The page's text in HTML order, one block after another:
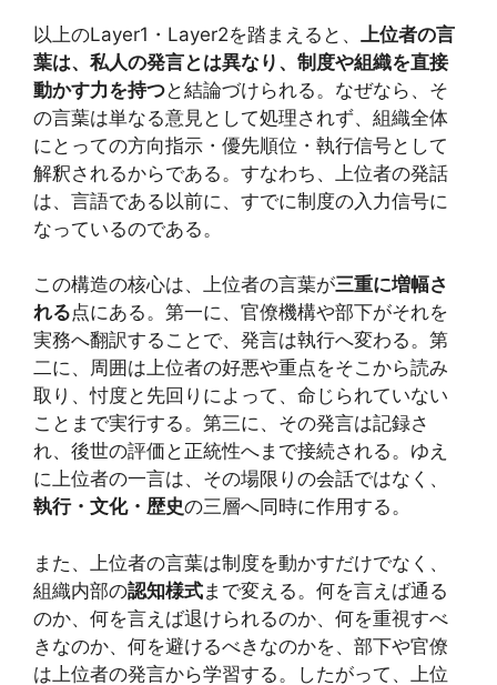
以上のLayer1・Layer2を踏まえると、
上位者の言
葉は、私人の発言とは異なり、制度や組織を直接
動かす力を持つと結論づけられる。なぜなら、そ
の言葉は単なる意見として処理されず、組織全体
にとっての方向指示・優先順位・執行信号として
解釈されるからである。すなわち、上位者の発話
は、言語である以前に、すでに制度の入力信号に
なっているのである。
この構造の核心は、上位者の言葉が三重に増幅さ
れる点にある。第一に、官僚機構や部下がそれを
実務へ翻訳することで、発言は執行へ変わる。第
二に、周囲は上位者の好悪や重点をそこから読み
取り、忖度と先回りによって、命じられていない
ことまで実行する。第三に、その発言は記録さ
れ、後世の評価と正統性へまで接続される。ゆえ
に上位者の一言は、その場限りの会話ではなく、
執行・文化・歴史の三層へ同時に作用する。
また、上位者の言葉は制度を動かすだけでなく、
組織内部の認知様式まで変える。何を言えば通る
のか、何を言えば退けられるのか、何を重視すべ
きなのか、何を避けるべきなのかを、部下や官僚
は上位者の発言から学習する。したがって、上位